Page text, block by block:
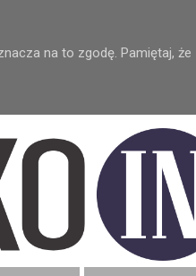
na to zgodę. Pamiętaj, że